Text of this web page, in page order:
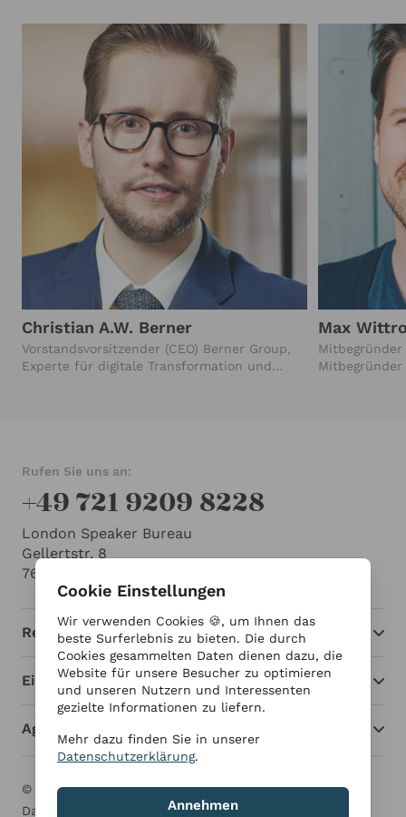
Christian A.W. Berner
Vorstandsvorsitzender (CEO) Berner Group,
Experte für digitale Transformation und
Max
Mitbegründer
Mitbegründer
Rufen Sie uns an:
+49 721 9209 8228
London Speaker Bureau
Gellertstr. 8
76185 Karlsruhe
Redner
Einblicke
Agentur
© London Speaker Bureau 2026
Impressum
Datenschutzerklärung
Cookie Einstellungen
Wir verwenden Cookies 🍪, um Ihnen das
beste Surferlebnis zu bieten. Die durch
Cookies gesammelten Daten dienen dazu, die
Website für unsere Besucher zu optimieren
und unseren Nutzern und Interessenten
gezielte Informationen zu liefern.
Mehr dazu finden Sie in unserer
Datenschutzerklärung.
Annehmen